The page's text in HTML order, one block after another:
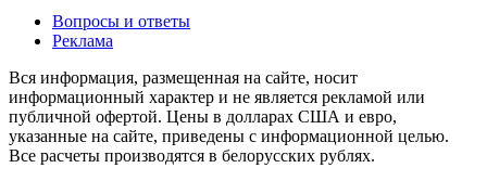
Вопросы и ответы
Реклама
Вся информация, размещенная на сайте, носит
информационный характер и не является рекламой или
публичной офертой. Цены в долларах США и евро,
указанные на сайте, приведены с информационной целью.
Все расчеты производятся в белорусских рублях.